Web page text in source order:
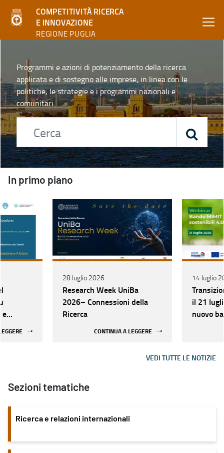
COMPETITIVITÀ RICERCA
E INNOVAZIONE
REGIONE PUGLIA
Programmi e azioni di potenziamento della ricerca
applicata e di sostegno alle imprese, in linea con le
politiche, le strategie e i programmi nazionali e
comunitari
In primo piano
e
28 luglio 2026
Research Week UniBa
2026– Connessioni della
Ricerca
CONTINUA A LEGGERE
14 luglio
il 21
nuovo
VEDI TUTTE LE NOTIZIE
Sezioni tematiche
Ricerca e relazioni internazionali